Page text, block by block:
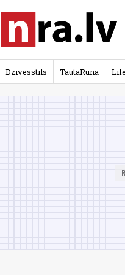
Dzīvesstils TautaRunā